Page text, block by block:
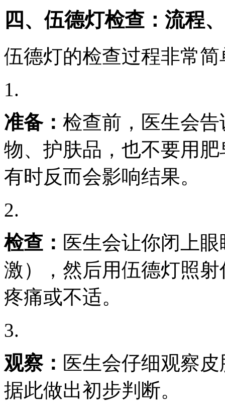
四、伍德灯检查：流程
伍德灯的检查过程非常
1.
准备： 检查前，医生会
物、护肤品，也不要用
有时反而会影响结果。
2.
检查： 医生会让你闭上
激），然后用伍德灯照
疼痛或不适。
3.
观察： 医生会仔细观察
据此做出初步判断。